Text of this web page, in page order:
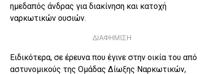
ημεδαπός άνδρας για διακίνηση και κατοχή
ναρκωτικών ουσιών.
ΔΙΑΦΗΜΙΣΗ
Ειδικότερα, σε έρευνα που έγινε στην οικία του από
αστυνομικούς της Ομάδας Δίωξης Ναρκωτικών,